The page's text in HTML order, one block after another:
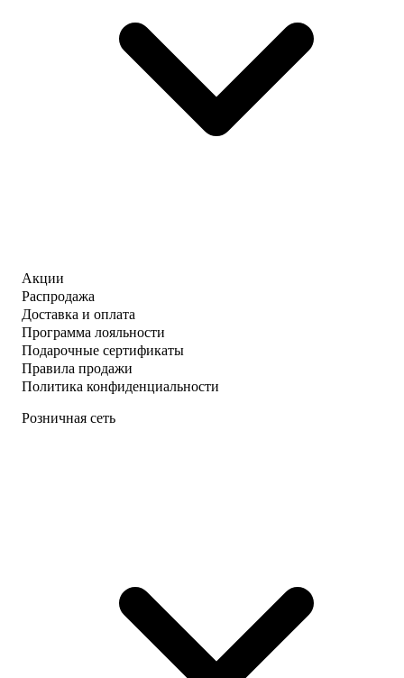
Акции
Распродажа
Доставка и оплата
Программа лояльности
Подарочные сертификаты
Правила продажи
Политика конфиденциальности
Розничная сеть